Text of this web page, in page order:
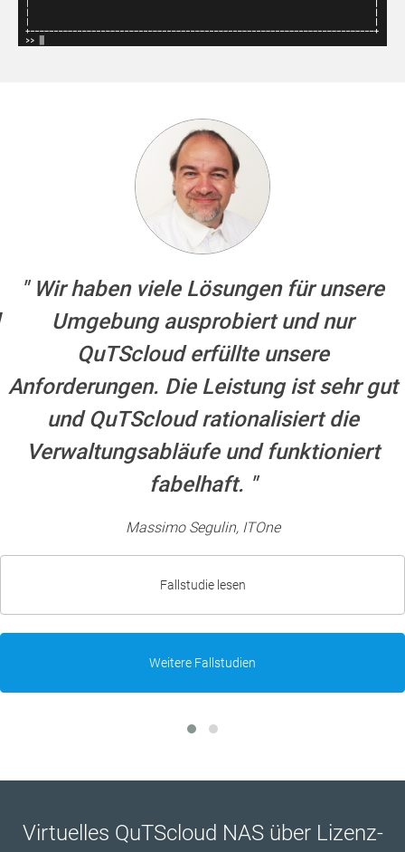
Wir haben viele Lösungen für unsere
Umgebung ausprobiert und nur
QuTScloud erfüllte unsere
Anforderungen. Die Leistung ist sehr gut
und QuTScloud rationalisiert die
Verwaltungsabläufe und funktioniert
fabelhaft.
Massimo Segulin, ITOne
Fallstudie lesen
Weitere Fallstudien
Virtuelles QuTScloud NAS über Lizenz-